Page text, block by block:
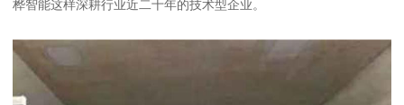
桦智能这样深耕行业近二十年的技术型企业。